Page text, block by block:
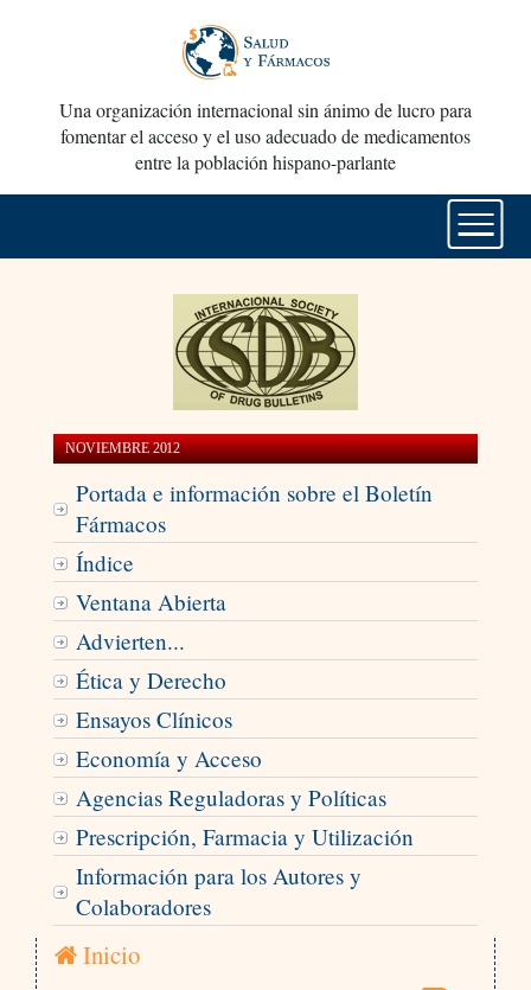
Una organización internacional sin ánimo de lucro para
fomentar el acceso y el uso adecuado de medicamentos
entre la población hispano-parlante
NOVIEMBRE 2012
Portada e información sobre el Boletín
Fármacos
Índice
Ventana Abierta
Advierten...
Ética y Derecho
Ensayos Clínicos
Economía y Acceso
Agencias Reguladoras y Políticas
Prescripción, Farmacia y Utilización
Información para los Autores y
Colaboradores
Inicio